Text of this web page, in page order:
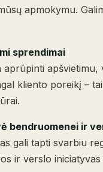
apmokymu.
sprendimai
aprūpinti
kliento poreikį –
bendruomenei ir
gali tapti svarbiu
ir verslo iniciatyvas